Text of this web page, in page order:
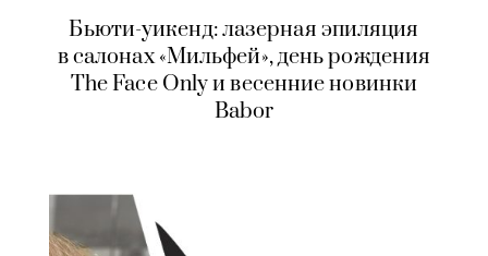
Бьюти-уикенд: лазерная эпиляция
в салонах «Мильфей», день рождения
The Face Only и весенние новинки
Babor